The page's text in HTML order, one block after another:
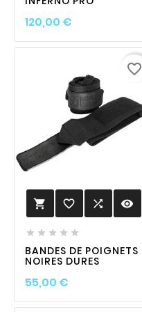
120,00 €Prix
 favorite_border  visibility
    
BANDES DE POIGNETS
NOIRES DURES
55,00 €Prix
favorite_border